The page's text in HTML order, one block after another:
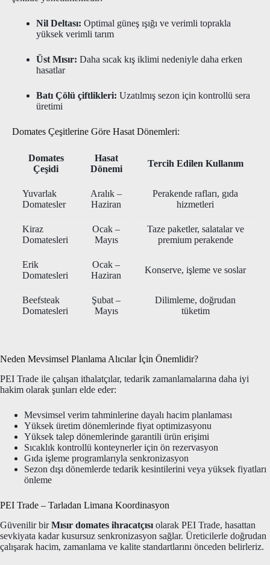
Nil Deltası: Optimal güneş ışığı ve verimli toprakla
yüksek verimli tarım
Üst Mısır: Daha sıcak kış iklimi nedeniyle daha erken
hasatlar
Batı Çölü çiftlikleri: Uzatılmış sezon için kontrollü sera
üretimi
Domates Çeşitlerine Göre Hasat Dönemleri:
Domates
Çeşidi
Hasat
Dönemi
Tercih Edilen Kullanım
Yuvarlak
Domatesler
Aralık –
Haziran
Perakende rafları, gıda
hizmetleri
Kiraz
Domatesleri
Ocak –
Mayıs
Taze paketler, salatalar ve
premium perakende
Erik
Domatesleri
Ocak –
Haziran
Konserve, işleme ve soslar
Beefsteak
Domatesleri
Şubat –
Mayıs
Dilimleme, doğrudan
tüketim
Neden Mevsimsel Planlama Alıcılar İçin Önemlidir?
PEI Trade ile çalışan ithalatçılar, tedarik zamanlamalarına daha iyi
hakim olarak şunları elde eder:
Mevsimsel verim tahminlerine dayalı hacim planlaması
Yüksek üretim dönemlerinde fiyat optimizasyonu
Yüksek talep dönemlerinde garantili ürün erişimi
Sıcaklık kontrollü konteynerler için ön rezervasyon
Gıda işleme programlarıyla senkronizasyon
Sezon dışı dönemlerde tedarik kesintilerini veya yüksek fiyatları
önleme
PEI Trade – Tarladan Limana Koordinasyon
Güvenilir birMısır domates ihracatçısı olarak PEI Trade, hasattan
sevkiyata kadar kusursuz senkronizasyon sağlar. Üreticilerle doğrudan
çalışarak hacim, zamanlama ve kalite standartlarını önceden belirleriz.